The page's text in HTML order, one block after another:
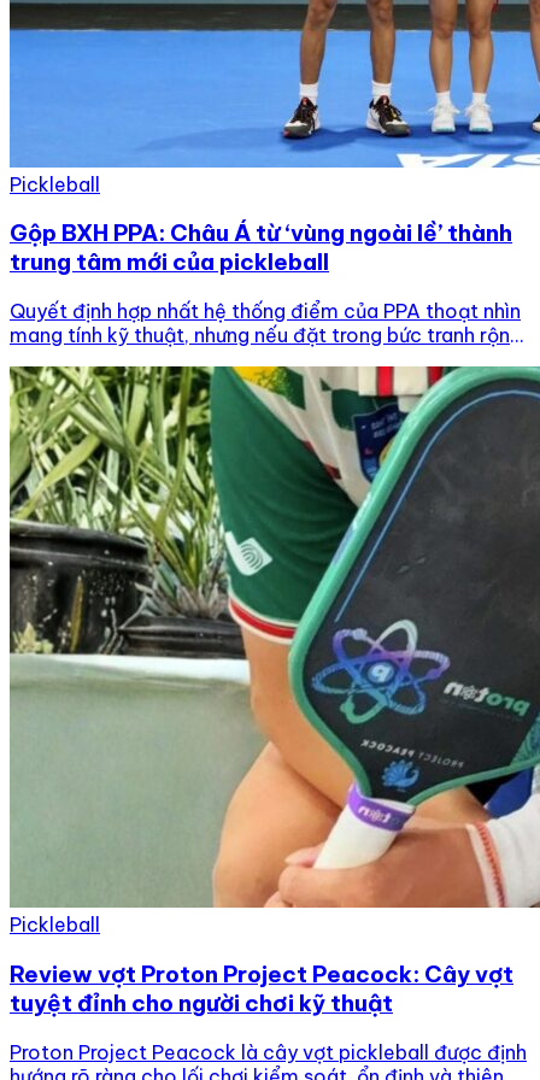
Pickleball
Gộp BXH PPA: Châu Á từ ‘vùng ngoài lề’ thành
trung tâm mới của pickleball
Quyết định hợp nhất hệ thống điểm của PPA thoạt nhìn
mang tính kỹ thuật, nhưng nếu đặt trong bức tranh rộng
tiến gần hơn tới một cấu trúc toàn cầu ổn định và
chuyên nghiệp. Thời gian gần đây, Professional
Pickleball Association (PPA) […]
Pickleball
Review vợt Proton Project Peacock: Cây vợt
tuyệt đỉnh cho người chơi kỹ thuật
Proton Project Peacock là cây vợt pickleball được định